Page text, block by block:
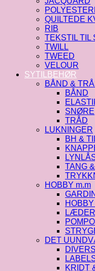
QUILTEDE
RIB
TEKSTIL TIL
TWILL
TWEED
VELOUR
SYTILBEHØR
BÅND &
BÅND
SNØRE
TRÅD
LUKNINGER
BH &
TANG
HOBBY m.m
DET
KRIDT